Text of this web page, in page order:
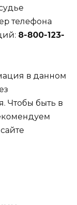
телефона
8-800-123-
в данном
Чтобы быть в